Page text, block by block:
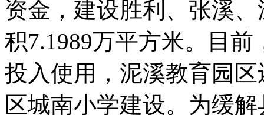
资金，建设胜利、张溪
积7.1989万平方米。目
投入使用，泥溪教育园
区城南小学建设。为缓